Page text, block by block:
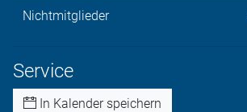
Nichtmitglieder
Service
In Kalender speichern